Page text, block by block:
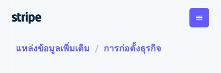
การชำระเงิน รายรับ
การ
ตามขั้น
เอกสารประกอบ
เรียนรู้
แหล่งข้อมูลเพิ่มเติม การก่อตั้งธุรกิจ